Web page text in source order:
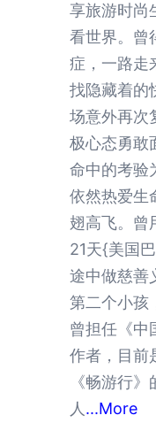
享旅游时尚
看世界。曾
症，一路走
找隐藏着的
场意外再次
极心态勇敢
命中的考验
依然热爱生
翅高飞。曾
21天{美国
途中做慈善
第二个小孩
曾担任《中
作者，目前
《畅游行
人 ...More